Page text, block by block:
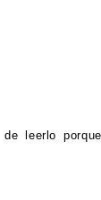
leerlo